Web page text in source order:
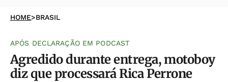
HOME>BRASIL
APÓS DECLARAÇÃO EM PODCAST
Agredido durante entrega, motoboy
diz que processará Rica Perrone